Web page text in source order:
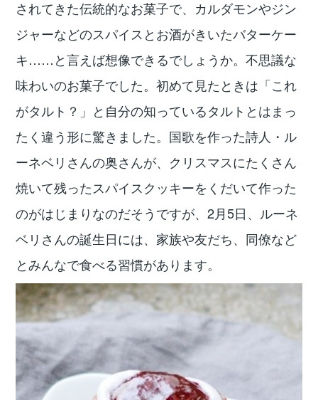
されてきた伝統的なお菓子で、カルダモンやジン
ジャーなどのスパイスとお酒がきいたバターケー
キ……と言えば想像できるでしょうか。不思議な
味わいのお菓子でした。初めて見たときは「これ
がタルト？」と自分の知っているタルトとはまっ
たく違う形に驚きました。国歌を作った詩人・ル
ーネベリさんの奥さんが、クリスマスにたくさん
焼いて残ったスパイスクッキーをくだいて作った
のがはじまりなのだそうですが、2月5日、ルーネ
ベリさんの誕生日には、家族や友だち、同僚など
とみんなで食べる習慣があります。